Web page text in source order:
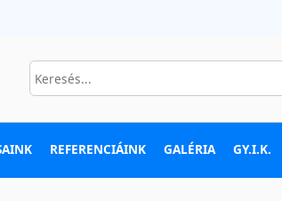
REFERENCIÁINK GALÉRIA GY.I.K.